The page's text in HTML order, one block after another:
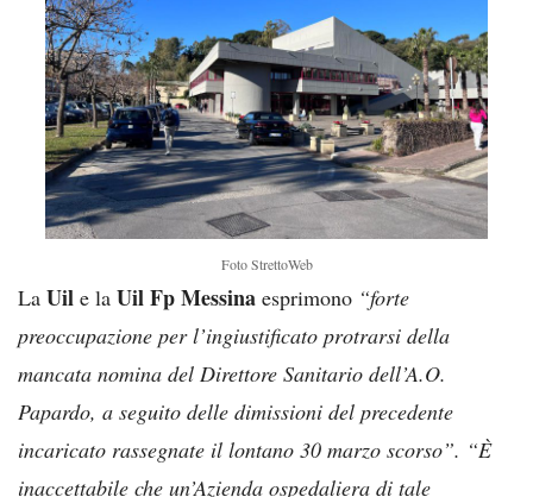
Foto StrettoWeb
La Uil e la Uil Fp Messina esprimono “forte
preoccupazione per l’ingiustificato protrarsi della
mancata nomina del Direttore Sanitario dell’A.O.
Papardo, a seguito delle dimissioni del precedente
incaricato rassegnate il lontano 30 marzo scorso”. “È
inaccettabile che un’Azienda ospedaliera di tale